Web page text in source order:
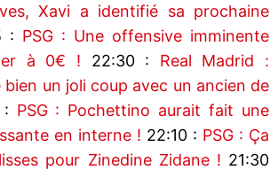
Xavi a identifié sa prochaine
: PSG : Une offensive imminente
à 0€ ! 22:30 : Real Madrid :
un joli coup avec un ancien de
: PSG : Pochettino aurait fait une
en interne ! 22:10 : PSG : Ça
pour Zinedine Zidane ! 21:30